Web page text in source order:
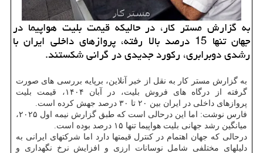
به گزارش مستر کار، در حالیکه قیمت بلیت هواپیما در
جهان تنها 15 درصد بالا رفته، پروازهای داخلی ایران با
رشدی دوبرابری، رکورد جدیدی در گرانی شکستند.
به گزارش مستر کار به نقل از خبر آنلاین، برپایه بررسی های صورت
گرفته از درگاه های فروش بلیت، در آبان ۱۴۰۴، قیمت بلیت
پروازهای داخلی در ایران بین ۲۰ تا ۳۰ درصد جهش کرده است.
فارس نوشت: اما این درحالی است که طبق گزارش نیمه اول ۲۰۲۵،
میانگین رشد جهانی بلیت هواپیما تنها ۱۵ درصد بوده است.
درحالی که جهان اهتمام در کنترل قیمتها دارد اما شرکتهای ایرانی به
دلیلهای مختلفی شامل نوسانات ارزی و افزایش نرخ نگهداری و